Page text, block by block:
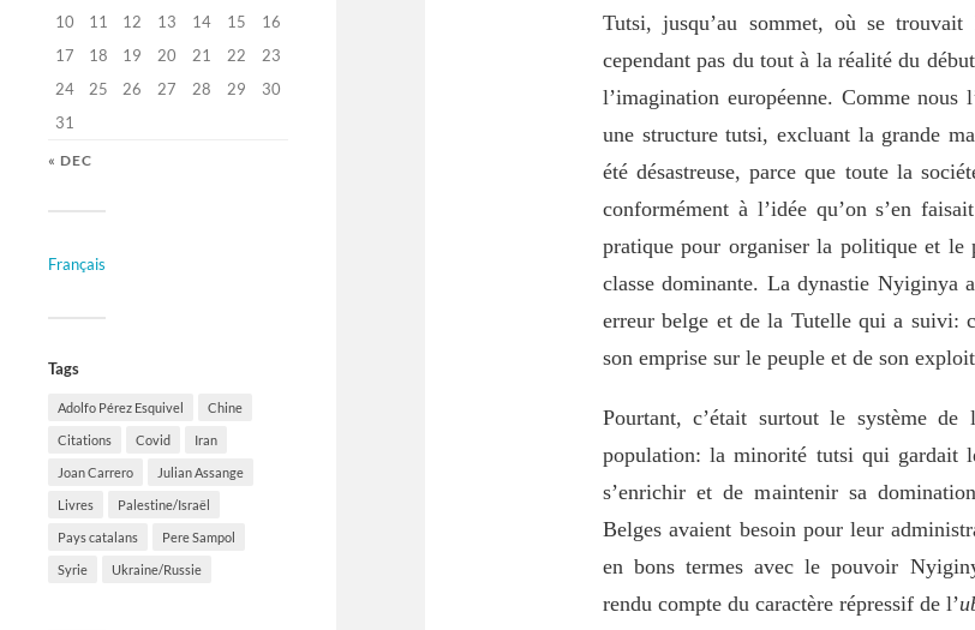
10
11 12 13 14 15
16
17
18 19 20 21 22
23
24
25 26 27 28 29
30
31
« DEC
Français
Tags
Adolfo Pérez Esquivel Chine
Citations Covid Iran
Joan Carrero Julian Assange
Livres Palestine/Israël
Pays catalans Pere Sampol
Syrie Ukraine/Russie
Tutsi, jusqu’au sommet, où se
cependant pas du tout à la réalité du
l’imagination européenne. Comme nous
une structure tutsi, excluant la grande
été désastreuse, parce que toute la
conformément à l’idée qu’on s’en
pratique pour organiser la politique et
classe dominante. La dynastie Nyiginya
erreur belge et de la Tutelle qui a suivi:
son emprise sur le peuple et de son
Pourtant, c’était surtout le système de
population: la minorité tutsi qui gardait
s’enrichir et de maintenir sa
Belges avaient besoin pour leur
en bons termes avec le pouvoir
rendu compte du caractère répressif de l’